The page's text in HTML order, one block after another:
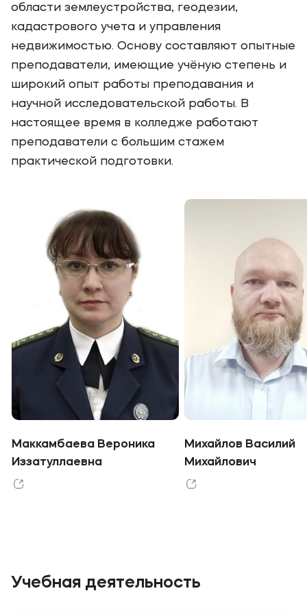
области землеустройства, геодезии,
кадастрового учета и управления
недвижимостью. Основу составляют опытные
преподаватели, имеющие учёную степень и
широкий опыт работы преподавания и
научной исследовательской работы. В
настоящее время в колледже работают
преподаватели с большим стажем
практической подготовки.
Маккамбаева Вероника
Иззатуллаевна
Михайлов Василий
Михайлович
Учебная деятельность